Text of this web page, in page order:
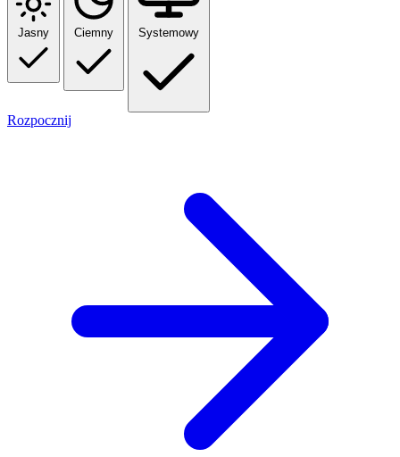
Jasny Ciemny Systemowy
Rozpocznij